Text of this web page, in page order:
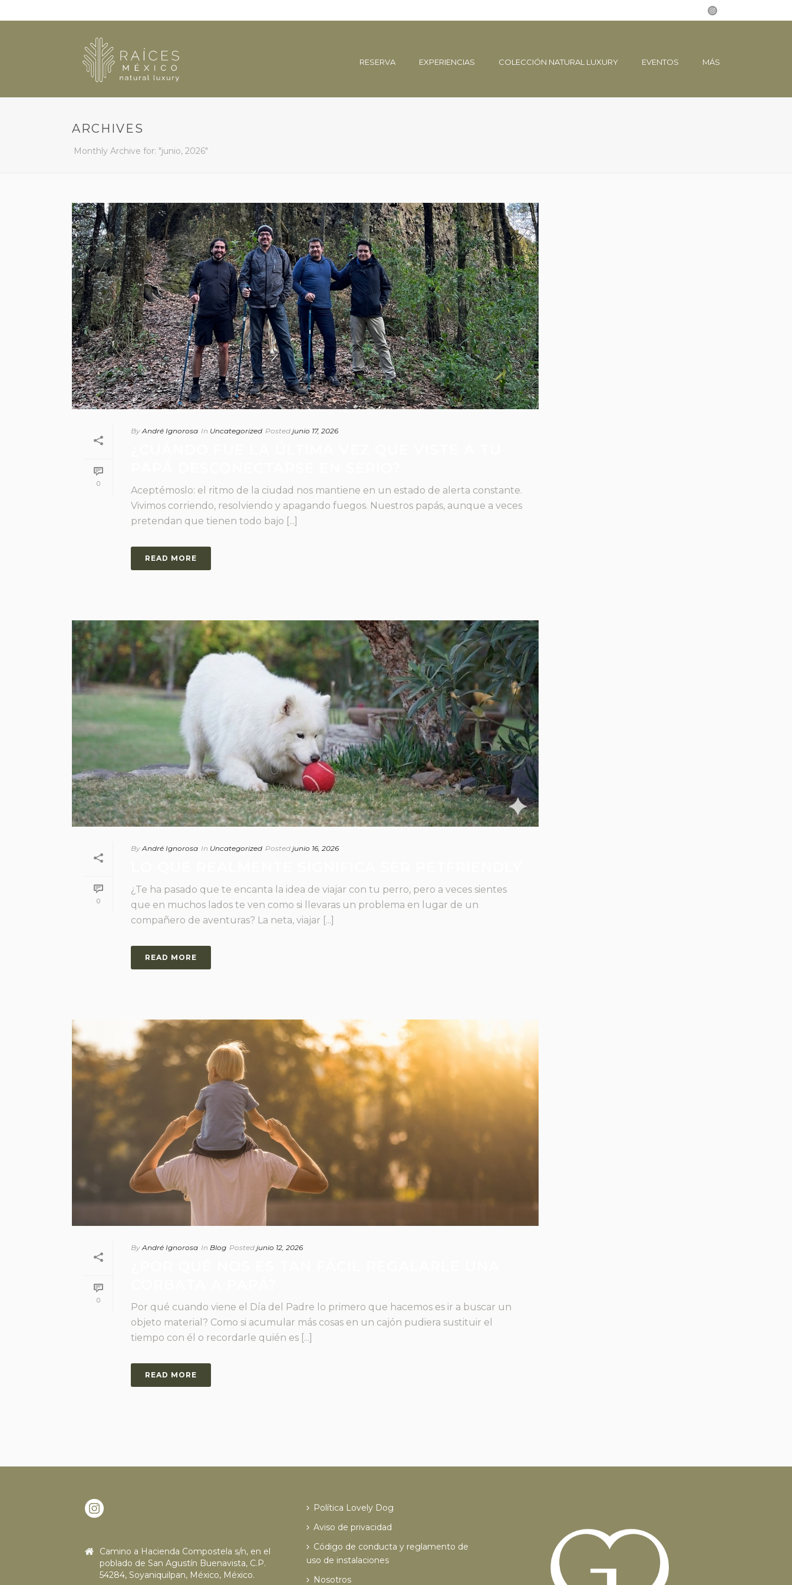
RESERVA EXPERIENCIAS COLECCIÓN NATURAL LUXURY EVENTOS MÁS
ARCHIVES
Monthly Archive for: "junio, 2026"
0
By André Ignorosa In Uncategorized Posted junio 17, 2026
Aceptémoslo: el ritmo de la ciudad nos mantiene en un estado de alerta constante.
Vivimos corriendo, resolviendo y apagando fuegos. Nuestros papás, aunque a veces
pretendan que tienen todo bajo [...]
READ MORE
0
By André Ignorosa In Uncategorized Posted junio 16, 2026
¿Te ha pasado que te encanta la idea de viajar con tu perro, pero a veces sientes
que en muchos lados te ven como si llevaras un problema en lugar de un
compañero de aventuras? La neta, viajar [...]
READ MORE
0
By André Ignorosa In Blog Posted junio 12, 2026
Por qué cuando viene el Día del Padre lo primero que hacemos es ir a buscar un
objeto material? Como si acumular más cosas en un cajón pudiera sustituir el
tiempo con él o recordarle quién es [...]
READ MORE
Camino a Hacienda Compostela s/n, en el
poblado de San Agustín Buenavista, C.P.
54284, Soyaniquilpan, México, México.
Política Lovely Dog
Aviso de privacidad
Código de conducta y reglamento de
uso de instalaciones
Nosotros